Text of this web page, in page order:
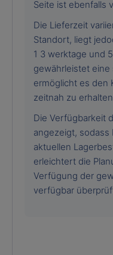
Seite ist ebenfalls
Die Lieferzeit
Standort, liegt
1 3 werktage und
gewährleistet
ermöglicht es den
zeitnah zu erhalten.
Die Verfügbarkeit
angezeigt,
aktuellen
erleichtert die
Verfügung der
verfügbar